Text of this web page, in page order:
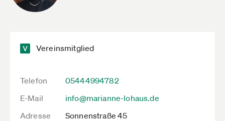
Vereinsmitglied
Telefon
05444994782
E-Mail
info@marianne-lohaus.de
Adresse
Sonnenstraße 45